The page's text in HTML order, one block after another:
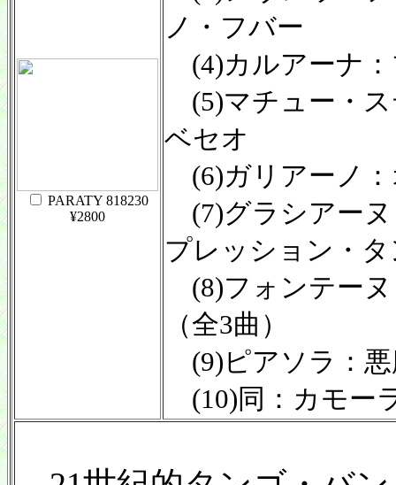
PARATY 818230
¥2800
ノ・フバー
(4)カルアーナ
(5)マチュー・
ベセオ
(6)ガリアーノ
(7)グラシアー
プレッション・
(8)フォンテー
（全3曲）
(9)ピアソラ：
(10)同：カモー